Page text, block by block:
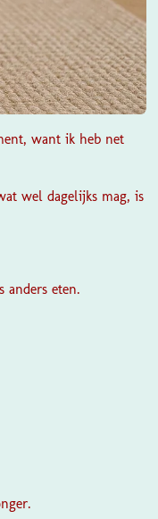
want ik heb net
wel dagelijks mag, is
anders eten.